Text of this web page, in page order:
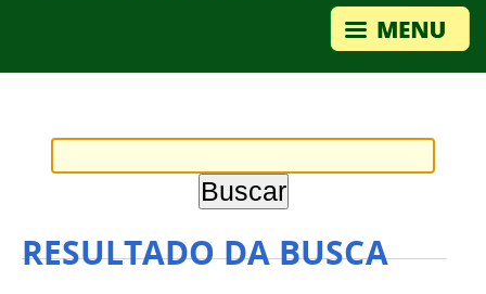
RESULTADO DA BUSCA